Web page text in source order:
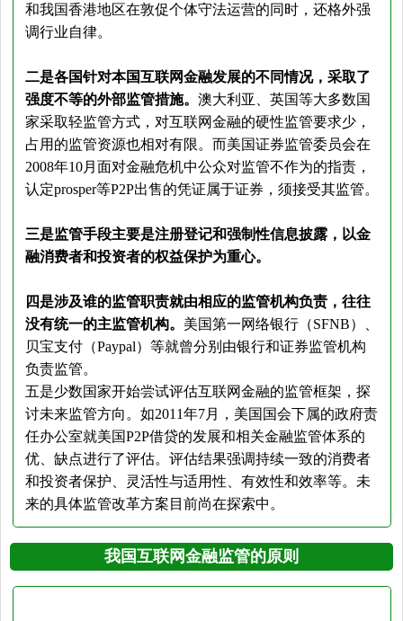
和我国香港地区在敦促个体守法运营的同时，还格外强
调行业自律。
二是各国针对本国互联网金融发展的不同情况，采取了
强度不等的外部监管措施。 澳大利亚、英国等大多数国
家采取轻监管方式，对互联网金融的硬性监管要求少，
占用的监管资源也相对有限。而美国证券监管委员会在
2008年10月面对金融危机中公众对监管不作为的指责，
认定prosper等P2P出售的凭证属于证券，须接受其监管。
三是监管手段主要是注册登记和强制性信息披露，以金
融消费者和投资者的权益保护为重心。
四是涉及谁的监管职责就由相应的监管机构负责，往往
没有统一的主监管机构。 美国第一网络银行（SFNB）、
贝宝支付（Paypal）等就曾分别由银行和证券监管机构
负责监管。
五是少数国家开始尝试评估互联网金融的监管框架，探
讨未来监管方向。如2011年7月，美国国会下属的政府责
任办公室就美国P2P借贷的发展和相关金融监管体系的
优、缺点进行了评估。评估结果强调持续一致的消费者
和投资者保护、灵活性与适用性、有效性和效率等。未
来的具体监管改革方案目前尚在探索中。
我国互联网金融监管的原则